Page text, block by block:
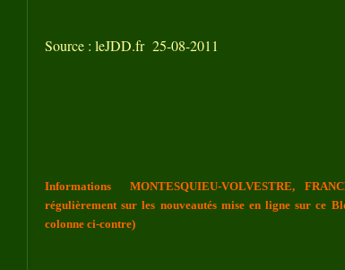
Source : leJDD.fr 25-08-2011
Informations MONTESQUIEU-VOLVESTRE,
régulièrement sur les nouveautés mise en ligne sur ce
colonne ci-contre)